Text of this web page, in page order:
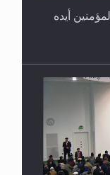
أيده